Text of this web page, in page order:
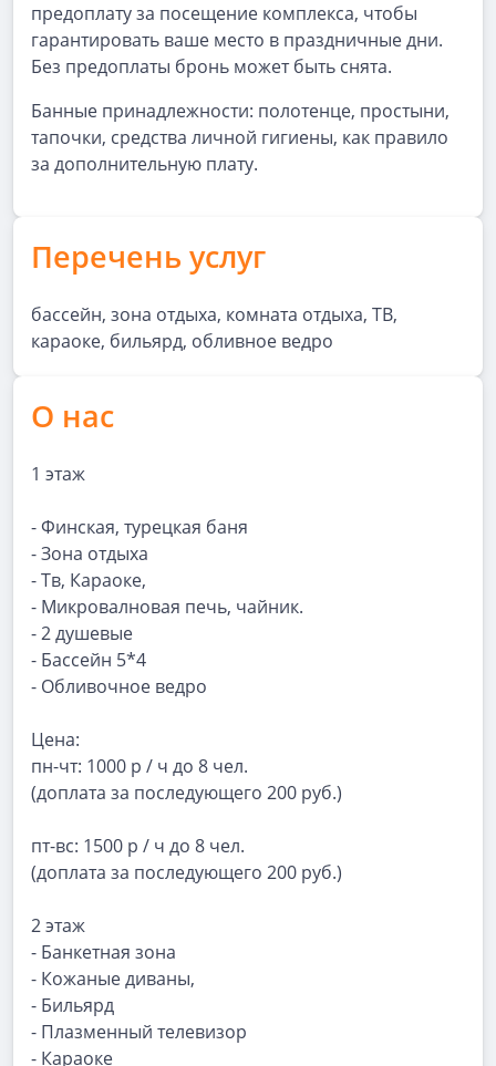
предоплату за посещение комплекса, чтобы
гарантировать ваше место в праздничные дни.
Без предоплаты бронь может быть снята.
Банные принадлежности: полотенце, простыни,
тапочки, средства личной гигиены, как правило
за дополнительную плату.
Перечень услуг
бассейн, зона отдыха, комната отдыха, ТВ,
караоке, бильярд, обливное ведро
О нас
1 этаж
- Финская, турецкая баня
- Зона отдыха
- Тв, Караоке,
- Микровалновая печь, чайник.
- 2 душевые
- Бассейн 5*4
- Обливочное ведро
Цена:
пн-чт: 1000 р / ч до 8 чел.
(доплата за последующего 200 руб.)
пт-вс: 1500 р / ч до 8 чел.
(доплата за последующего 200 руб.)
2 этаж
- Банкетная зона
- Кожаные диваны,
- Бильярд
- Плазменный телевизор
- Караоке